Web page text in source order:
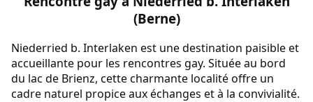
(Berne)
Niederried b. Interlaken est une destination paisible et
accueillante pour les rencontres gay. Située au bord
du lac de Brienz, cette charmante localité offre un
cadre naturel propice aux échanges et à la convivialité.